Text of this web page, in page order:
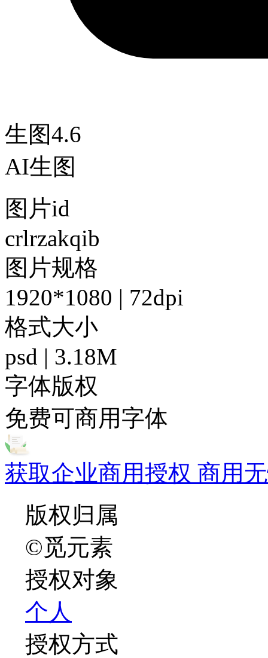
生图4.6
AI生图
图片id
crlrzakqib
图片规格
1920*1080 | 72dpi
格式大小
psd | 3.18M
字体版权
免费可商用字体
获取企业商用授权 商用
版权归属
©觅元素
授权对象
个人
授权方式